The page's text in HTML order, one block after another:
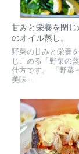
甘みと栄養を閉じ
のオイル蒸し。
野菜の甘みと栄養
じこめる「野菜の
仕方です。 「野菜
美味...